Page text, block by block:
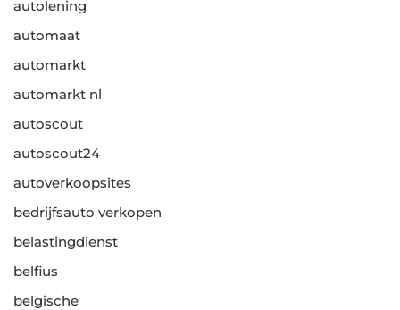
autolening
automaat
automarkt
automarkt nl
autoscout
autoscout24
autoverkoopsites
bedrijfsauto verkopen
belastingdienst
belfius
belgische